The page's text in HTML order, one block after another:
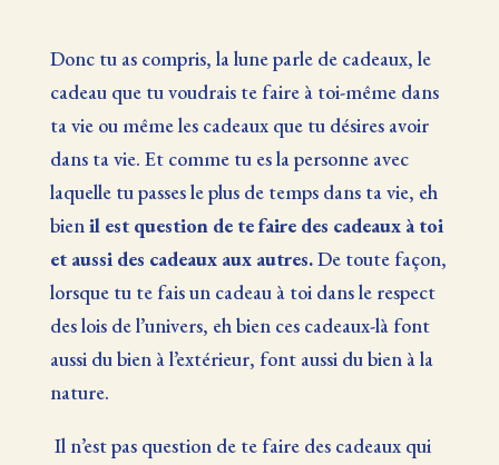
Donc tu as compris, la lune parle de cadeaux, le
cadeau que tu voudrais te faire à toi-même dans
ta vie ou même les cadeaux que tu désires avoir
dans ta vie. Et comme tu es la personne avec
laquelle tu passes le plus de temps dans ta vie, eh
bienil est question de te faire des cadeaux à toi
et aussi des cadeaux aux autres.De toute façon,
lorsque tu te fais un cadeau à toi dans le respect
des lois de l’univers, eh bien ces cadeaux-là font
aussi du bien à l’extérieur, font aussi du bien à la
nature.
Il n’est pas question de te faire des cadeaux qui